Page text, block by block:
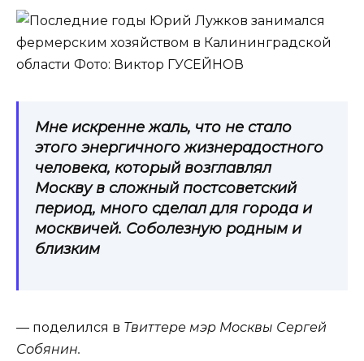
Мне искренне жаль, что не стало
этого энергичного жизнерадостного
человека, который возглавлял
Москву в сложный постсоветский
период, много сделал для города и
москвичей. Соболезную родным и
близким
— поделился в Твиттере мэр Москвы Сергей
Собянин.